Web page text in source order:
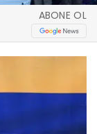
ABONE OL